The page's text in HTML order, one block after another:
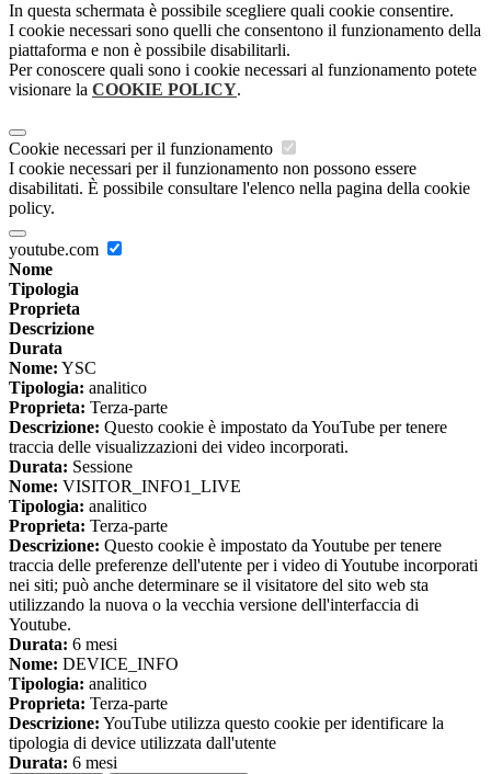
In questa schermata è possibile scegliere quali cookie consentire.
I cookie necessari sono quelli che consentono il funzionamento della
piattaforma e non è possibile disabilitarli.
Per conoscere quali sono i cookie necessari al funzionamento potete
visionare la COOKIE POLICY.
Cookie necessari per il funzionamento
I cookie necessari per il funzionamento non possono essere
disabilitati. È possibile consultare l'elenco nella pagina della cookie
policy.
youtube.com
Nome
Tipologia
Proprieta
Descrizione
Durata
Nome: YSC
Tipologia: analitico
Proprieta: Terza-parte
Descrizione: Questo cookie è impostato da YouTube per tenere
traccia delle visualizzazioni dei video incorporati.
Durata: Sessione
Nome: VISITOR_INFO1_LIVE
Tipologia: analitico
Proprieta: Terza-parte
Descrizione: Questo cookie è impostato da Youtube per tenere
traccia delle preferenze dell'utente per i video di Youtube incorporati
nei siti; può anche determinare se il visitatore del sito web sta
utilizzando la nuova o la vecchia versione dell'interfaccia di
Youtube.
Durata: 6 mesi
Nome: DEVICE_INFO
Tipologia: analitico
Proprieta: Terza-parte
Descrizione: YouTube utilizza questo cookie per identificare la
tipologia di device utilizzata dall'utente
Durata: 6 mesi